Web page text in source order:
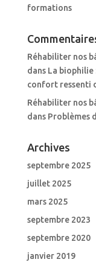
formations
Réhabiliter nos
dans La biophilie
confort ressenti
Réhabiliter nos
dans Problèmes
Archives
septembre 2025
juillet 2025
mars 2025
septembre 2023
septembre 2020
janvier 2019